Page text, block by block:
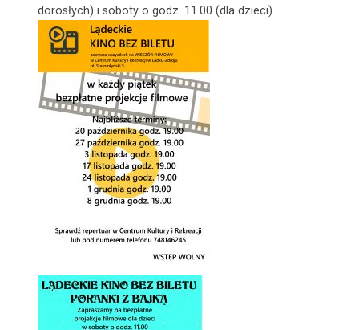
dorosłych) i soboty o godz. 11.00 (dla dzieci).